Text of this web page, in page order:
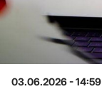
03.06.2026 - 14:59